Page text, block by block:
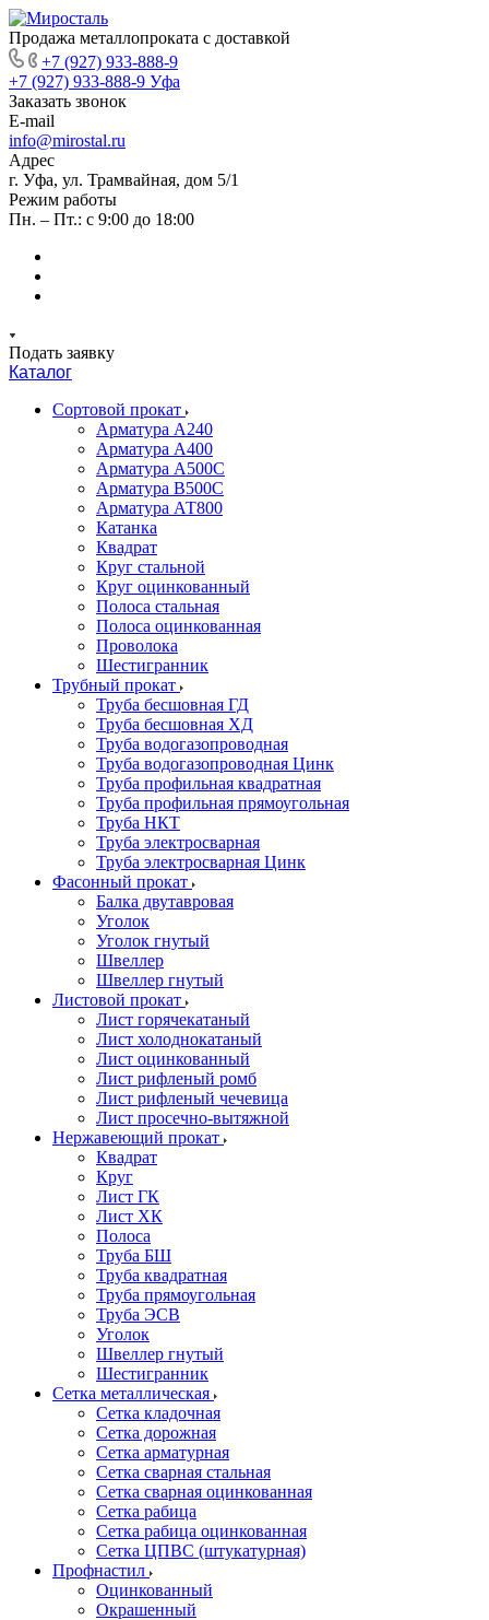
Продажа металлопроката с доставкой
+7 (927) 933-888-9
+7 (927) 933-888-9 Уфа
Заказать звонок
E-mail
info@mirostal.ru
Адрес
г. Уфа, ул. Трамвайная, дом 5/1
Режим работы
Пн. – Пт.: с 9:00 до 18:00
Подать заявку
Каталог
Сортовой прокат
Арматура А240
Арматура А400
Арматура А500C
Арматура В500С
Арматура АТ800
Катанка
Квадрат
Круг стальной
Круг оцинкованный
Полоса стальная
Полоса оцинкованная
Проволока
Шестигранник
Трубный прокат
Труба бесшовная ГД
Труба бесшовная ХД
Труба водогазопроводная
Труба водогазопроводная Цинк
Труба профильная квадратная
Труба профильная прямоугольная
Труба НКТ
Труба электросварная
Труба электросварная Цинк
Фасонный прокат
Балка двутавровая
Уголок
Уголок гнутый
Швеллер
Швеллер гнутый
Листовой прокат
Лист горячекатаный
Лист холоднокатаный
Лист оцинкованный
Лист рифленый ромб
Лист рифленый чечевица
Лист просечно-вытяжной
Нержавеющий прокат
Квадрат
Круг
Лист ГК
Лист ХК
Полоса
Труба БШ
Труба квадратная
Труба прямоугольная
Труба ЭСВ
Уголок
Швеллер гнутый
Шестигранник
Сетка металлическая
Сетка кладочная
Сетка дорожная
Сетка арматурная
Сетка сварная стальная
Сетка сварная оцинкованная
Сетка рабица
Сетка рабица оцинкованная
Сетка ЦПВС (штукатурная)
Профнастил
Оцинкованный
Окрашенный